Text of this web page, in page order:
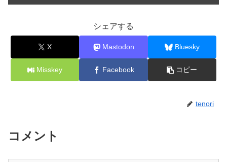
シェアする
X Mastodon Bluesky
Misskey Facebook コピー
tenori
コメント